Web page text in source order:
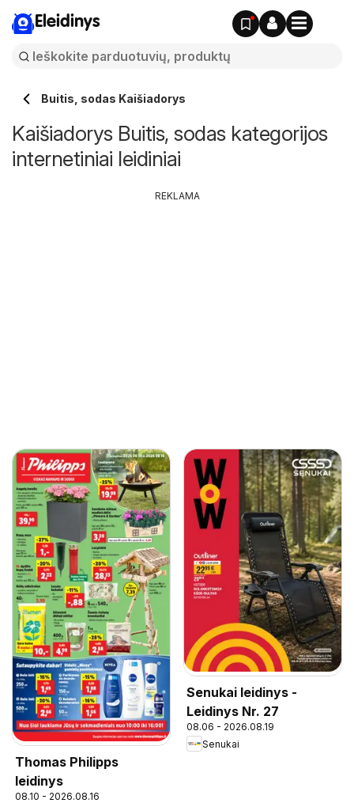
Eleidinys
Buitis, sodas Kaišiadorys
Kaišiadorys Buitis, sodas kategorijos
internetiniai leidiniai
Thomas Philipps
leidinys
08.10 - 2026.08.16
Senukai leidinys -
Leidinys Nr. 27
08.06 - 2026.08.19
Senukai
REKLAMA